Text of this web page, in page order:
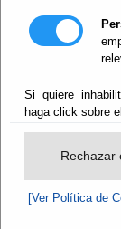
Si quiere
haga click sobre
Rechazar
[Ver Política de